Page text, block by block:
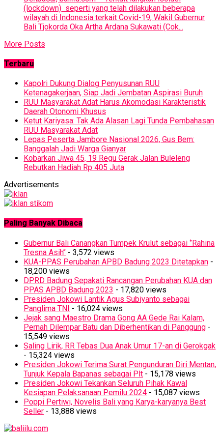
(lockdown) seperti yang telah dilakukan beberapa
wilayah di Indonesia terkait Covid-19, Wakil Gubernur
Bali Tjokorda Oka Artha Ardana Sukawati (Cok...
More Posts
Terbaru
Kapolri Dukung Dialog Penyusunan RUU
Ketenagakerjaan, Siap Jadi Jembatan Aspirasi Buruh
RUU Masyarakat Adat Harus Akomodasi Karakteristik
Daerah Otonomi Khusus
Ketut Kariyasa: Tak Ada Alasan Lagi Tunda Pembahasan
RUU Masyarakat Adat
Lepas Peserta Jambore Nasional 2026, Gus Bem:
Banggalah Jadi Warga Gianyar
Kobarkan Jiwa 45, 19 Regu Gerak Jalan Buleleng
Rebutkan Hadiah Rp 405 Juta
Advertisements
Paling Banyak Dibaca
Gubernur Bali Canangkan Tumpek Krulut sebagai ‘’Rahina
Tresna Asih’’ - 3,572 views
KUA-PPAS Perubahan APBD Badung 2023 Ditetapkan -
18,200 views
DPRD Badung Sepakati Rancangan Perubahan KUA dan
PPAS APBD Badung 2023 - 17,820 views
Presiden Jokowi Lantik Agus Subiyanto sebagai
Panglima TNI - 16,024 views
Jejak sang Maestro Drama Gong AA Gede Rai Kalam,
Pernah Dilempar Batu dan Diberhentikan di Panggung -
15,549 views
Saling Lirik, RR Tebas Dua Anak Umur 17-an di Gerokgak
- 15,324 views
Presiden Jokowi Terima Surat Pengunduran Diri Mentan,
Tunjuk Kepala Bapanas sebagai Plt - 15,178 views
Presiden Jokowi Tekankan Seluruh Pihak Kawal
Kesiapan Pelaksanaan Pemilu 2024 - 15,087 views
Poppi Pertiwi, Novelis Bali yang Karya-karyanya Best
Seller - 13,888 views